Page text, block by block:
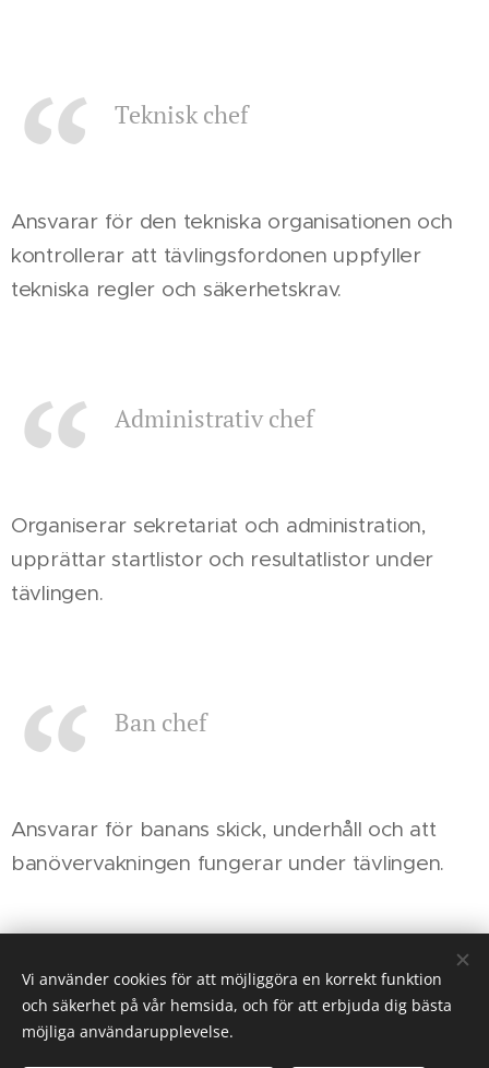
Teknisk chef
Ansvarar för den tekniska organisationen och
kontrollerar att tävlingsfordonen uppfyller
tekniska regler och säkerhetskrav.
Administrativ chef
Organiserar sekretariat och administration,
upprättar startlistor och resultatlistor under
tävlingen.
Ban chef
Ansvarar för banans skick, underhåll och att
banövervakningen fungerar under tävlingen.
Säkerhetschef
Vi använder cookies för att möjliggöra en korrekt funktion
och säkerhet på vår hemsida, och för att erbjuda dig bästa
möjliga användarupplevelse.